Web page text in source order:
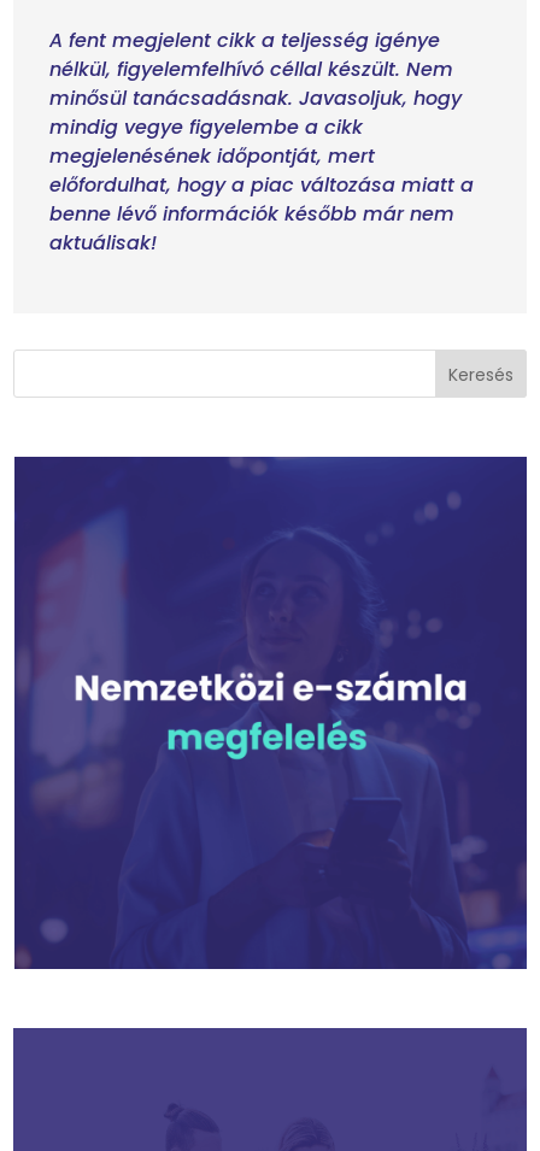
A fent megjelent cikk a teljesség igénye
nélkül, figyelemfelhívó céllal készült. Nem
minősül tanácsadásnak. Javasoljuk, hogy
mindig vegye figyelembe a cikk
megjelenésének időpontját, mert
előfordulhat, hogy a piac változása miatt a
benne lévő információk később már nem
aktuálisak!